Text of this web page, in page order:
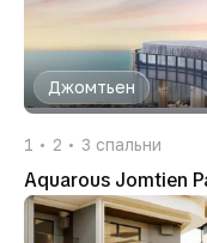
Джомтьен
1 2 3 спальни
Aquarous Jomtien